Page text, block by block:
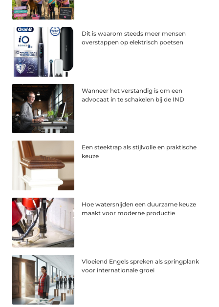
Dit is waarom steeds meer mensen
overstappen op elektrisch poetsen
Wanneer het verstandig is om een
advocaat in te schakelen bij de IND
Een steektrap als stijlvolle en praktische
keuze
Hoe watersnijden een duurzame keuze
maakt voor moderne productie
Vloeiend Engels spreken als springplank
voor internationale groei